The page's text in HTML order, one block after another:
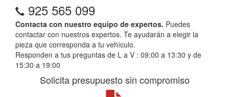
925 565 099
Contacta con nuestro equipo de expertos. Puedes
contactar con nuestros expertos. Te ayudarán a elegir la
pieza que corresponda a tu vehículo.
Responden a tus preguntas de L a V : 09:00 a 13:30 y de
15:30 a 19:00
Solicita presupuesto sin compromiso